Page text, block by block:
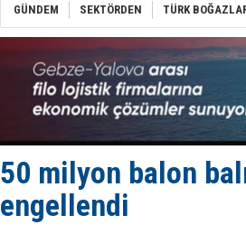
GÜNDEM SEKTÖRDEN TÜRK
50 milyon balon
engellendi